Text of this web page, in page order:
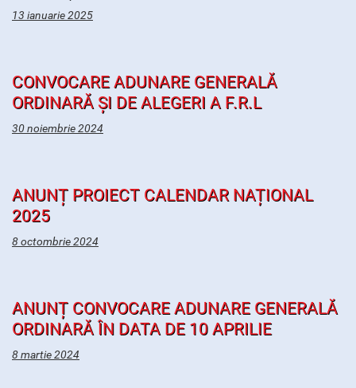
13 ianuarie 2025
CONVOCARE ADUNARE GENERALĂ
ORDINARĂ ȘI DE ALEGERI A F.R.L
30 noiembrie 2024
ANUNȚ PROIECT CALENDAR NAȚIONAL
2025
8 octombrie 2024
ANUNȚ CONVOCARE ADUNARE GENERALĂ
ORDINARĂ ÎN DATA DE 10 APRILIE
8 martie 2024